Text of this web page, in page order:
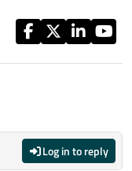
Log in to reply